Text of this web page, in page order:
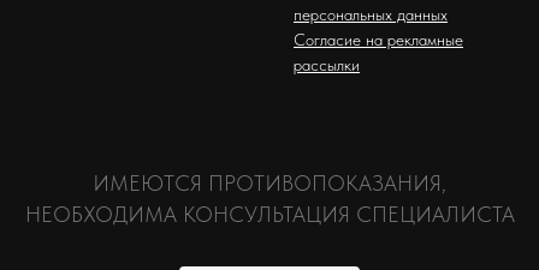
персональных данных
Согласие на рекламные
рассылки
ИМЕЮТСЯ ПРОТИВОПОКАЗАНИЯ,
НЕОБХОДИМА КОНСУЛЬТАЦИЯ СПЕЦИАЛИСТА